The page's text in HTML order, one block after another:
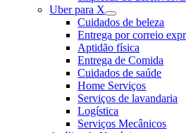
Uber para X
Cuidados de beleza
Entrega por correio
Aptidão física
Entrega de Comida
Cuidados de saúde
Home Serviços
Serviços de lavandaria
Logística
Serviços Mecânicos